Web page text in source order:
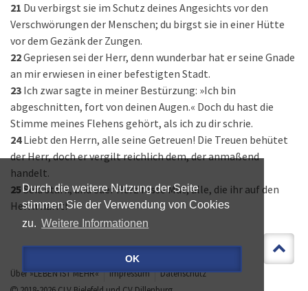
Durch die weitere Nutzung der Seite
stimmen Sie der Verwendung von Cookies
zu. Weitere Informationen
OK
21 Du verbirgst sie im Schutz deines Angesichts vor den
Verschwörungen der Menschen; du birgst sie in einer Hütte
vor dem Gezänk der Zungen.
22Gepriesen sei der Herr, denn wunderbar hat er seine Gnade
an mir erwiesen in einer befestigten Stadt.
23 Ich zwar sagte in meiner Bestürzung: »Ich bin
abgeschnitten, fort von deinen Augen.« Doch du hast die
Stimme meines Flehens gehört, als ich zu dir schrie.
24 Liebt den Herrn, alle seine Getreuen! Die Treuen behütet
der Herr, doch er vergilt reichlich dem, der anmaßend
handelt.
25 Seid stark, und euer Herz fasse Mut, alle, die ihr auf den
Herrn harrt!
Über »LEBEN IST MEHR« Impressum
Datenschutz